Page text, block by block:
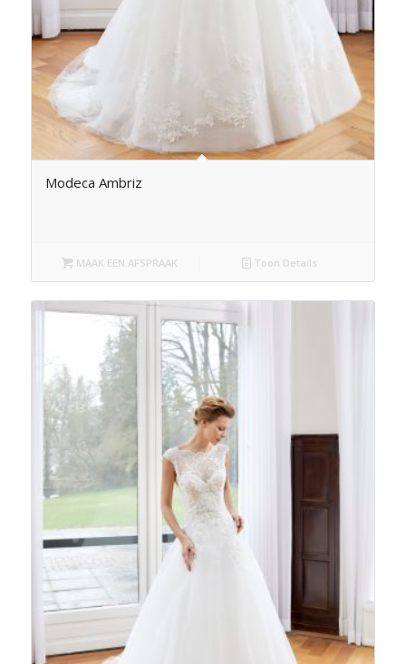
Modeca Ambriz
MAAK EEN AFSPRAAK Toon Details